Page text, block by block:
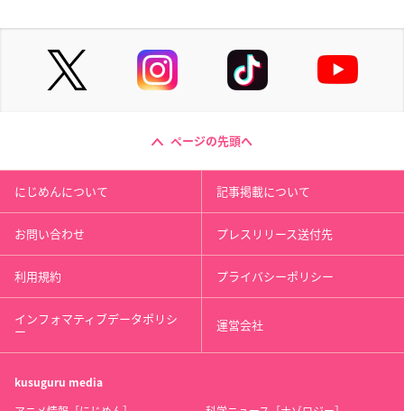
ページの先頭へ
にじめんについて 記事掲載について
お問い合わせ プレスリリース送付先
利用規約 プライバシーポリシー
インフォマティブデータポリシ
ー 運営会社
kusuguru media